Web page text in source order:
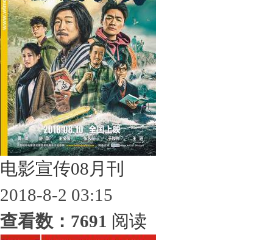
电影宣传08月刊
2018-8-2 03:15
查看数：7691 阅读